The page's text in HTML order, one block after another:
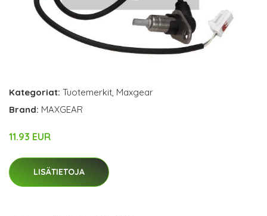
Kategoriat: Tuotemerkit, Maxgear
Brand: MAXGEAR
11.93 EUR
LISÄTIETOJA